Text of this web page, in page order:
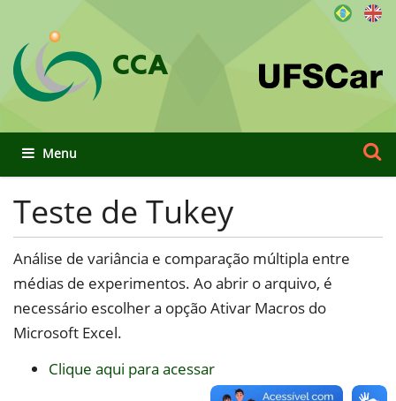
CCA
Busca
Toggle navigation
Teste de Tukey
Análise de variância e comparação múltipla entre
médias de experimentos. Ao abrir o arquivo, é
necessário escolher a opção Ativar Macros do
Microsoft Excel.
Clique aqui para acessar